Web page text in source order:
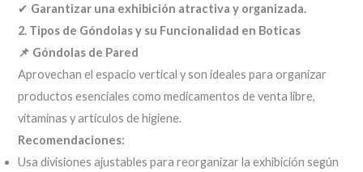
✔ Garantizar una exhibición atractiva y organizada.
2. Tipos de Góndolas y su Funcionalidad en Boticas
📌 Góndolas de Pared
Aprovechan el espacio vertical y son ideales para organizar
productos esenciales como medicamentos de venta libre,
vitaminas y artículos de higiene.
Recomendaciones:
Usa divisiones ajustables para reorganizar la exhibición según